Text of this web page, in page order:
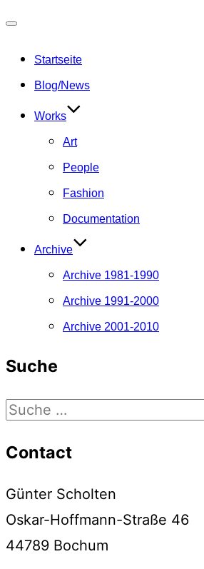
umschalten
Startseite
Blog/News
Works
Art
People
Fashion
Documentation
Archive
Archive 1981-1990
Archive 1991-2000
Archive 2001-2010
Suche
Suchen
Contact
Günter Scholten
Oskar-Hoffmann-Straße 46
44789 Bochum